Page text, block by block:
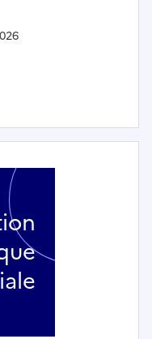
de projets de